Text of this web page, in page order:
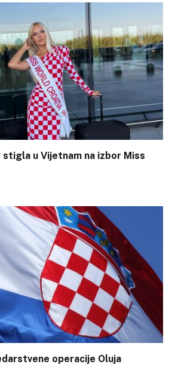
stigla u Vijetnam na izbor Miss
operacije Oluja